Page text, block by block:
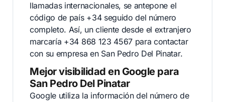
llamadas internacionales, se antepone el
código de país +34 seguido del número
completo. Así, un cliente desde el extranjero
marcaría +34 868 123 4567 para contactar
con su empresa en San Pedro Del Pinatar.
Mejor visibilidad en Google para
San Pedro Del Pinatar
Google utiliza la información del número de